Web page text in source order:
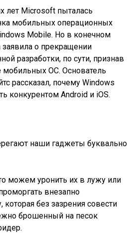
лет Microsoft пыталась
мобильных операционных
Mobile. Но в конечном
заявила о прекращении
разработки, по сути, признав
ОС. Основатель
рассказал, почему Windows
конкурентом Android и iOS.
наши гаджеты буквально
можем уронить их в лужу или
внезапно
без зазрения совести
брошенный на песок